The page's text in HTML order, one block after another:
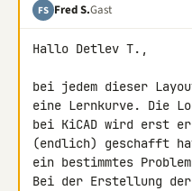
FS Fred S.Gast
Hallo Detlev T.,
bei jedem dieser
eine Lernkurve. Die
bei KiCAD wird erst
(endlich) geschafft
ein bestimmtes
Bei der Erstellung der